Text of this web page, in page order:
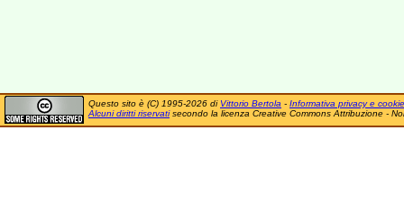
Questo sito è (C) 1995-2026 di Vittorio Bertola - Informativa privacy e cookie
Alcuni diritti riservatisecondo la licenza Creative Commons Attribuzione -